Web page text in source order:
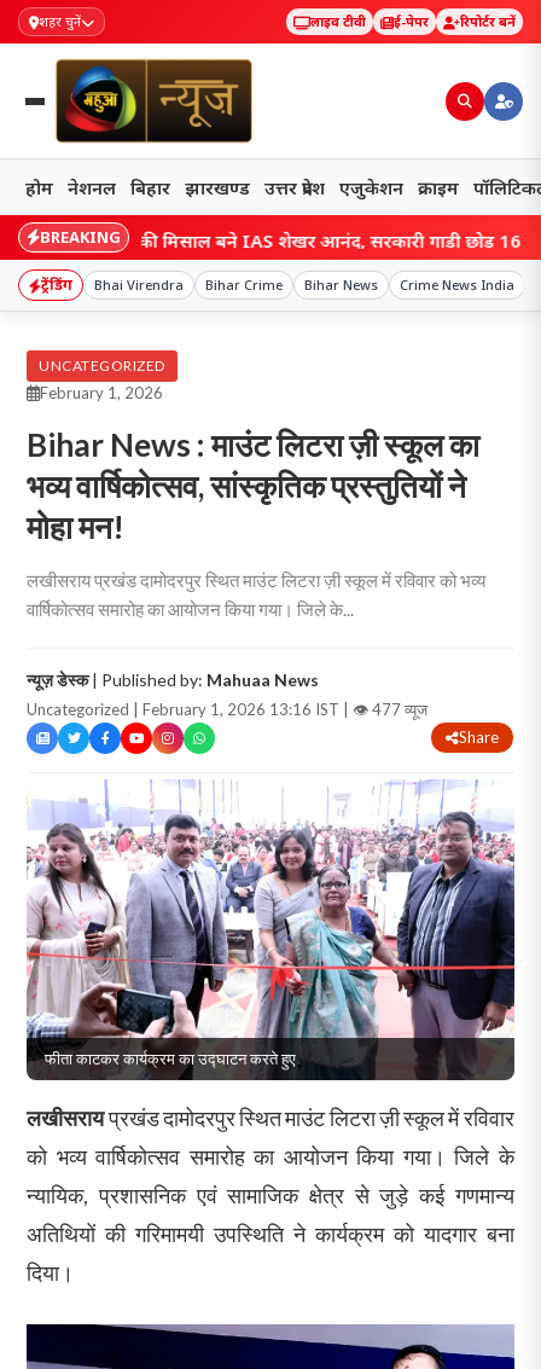
शहर चुनें लाइव टीवी ई-पेपर रिपोर्टर बनें
होम नेशनल बिहार झारखण्ड उत्तर प्रदेश एजुकेशन क्राइम
BREAKING
की मिसाल बने IAS शेखर आनंद, सरकारी गाड़ी छोड़ 16 KM साइकिल
ट्रेंडिंग Bhai Virendra Bihar Crime Bihar News Crime News India
UNCATEGORIZED
February 1, 2026
Bihar News : माउंट लिटरा ज़ी स्कूल का
भव्य वार्षिकोत्सव, सांस्कृतिक प्रस्तुतियों ने
मोहा मन!
लखीसराय प्रखंड दामोदरपुर स्थित माउंट लिटरा ज़ी स्कूल में रविवार को भव्य
वार्षिकोत्सव समारोह का आयोजन किया गया। जिले के...
न्यूज़ डेस्क| Published by: Mahuaa News
Uncategorized | February 1, 2026 13:16 IST | 👁 477 व्यूज
Share
फीता काटकर कार्यक्रम का उद्घाटन करते हुए
लखीसरायप्रखंड दामोदरपुर स्थित माउंट लिटरा ज़ी स्कूल में रविवार
को भव्य वार्षिकोत्सव समारोह का आयोजन किया गया। जिले के
न्यायिक, प्रशासनिक एवं सामाजिक क्षेत्र से जुड़े कई गणमान्य
अतिथियों की गरिमामयी उपस्थिति ने कार्यक्रम को यादगार बना
दिया।